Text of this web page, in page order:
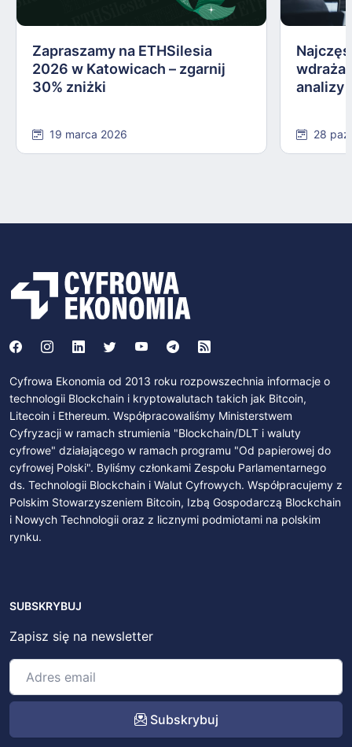
Zapraszamy na ETHSilesia
2026 w Katowicach – zgarnij
30% zniżki
19 marca 2026
analizy
28
Cyfrowa Ekonomia od 2013 roku rozpowszechnia informacje o
technologii Blockchain i kryptowalutach takich jak Bitcoin,
Litecoin i Ethereum. Współpracowaliśmy Ministerstwem
Cyfryzacji w ramach strumienia "Blockchain/DLT i waluty
cyfrowe" działającego w ramach programu "Od papierowej do
cyfrowej Polski". Byliśmy członkami Zespołu Parlamentarnego
ds. Technologii Blockchain i Walut Cyfrowych. Współpracujemy z
Polskim Stowarzyszeniem Bitcoin, Izbą Gospodarczą Blockchain
i Nowych Technologii oraz z licznymi podmiotami na polskim
rynku.
SUBSKRYBUJ
Zapisz się na newsletter
Subskrybuj